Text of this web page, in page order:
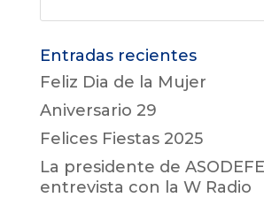
Entradas recientes
Feliz Dia de la Mujer
Aniversario 29
Felices Fiestas 2025
La presidente de
entrevista con la W Radio